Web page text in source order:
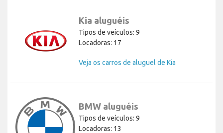
Kia aluguéis
Tipos de veículos: 9
Locadoras: 17
Veja os carros de aluguel de Kia
BMW aluguéis
Tipos de veículos: 9
Locadoras: 13